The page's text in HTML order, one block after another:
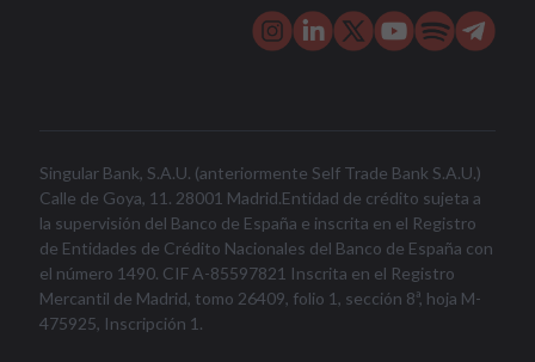
Singular Bank, S.A.U. (anteriormente Self Trade Bank S.A.U.)
Calle de Goya, 11. 28001 Madrid.Entidad de crédito sujeta a
la supervisión del Banco de España e inscrita en el Registro
de Entidades de Crédito Nacionales del Banco de España con
el número 1490. CIF A-85597821 Inscrita en el Registro
Mercantil de Madrid, tomo 26409, folio 1, sección 8ª, hoja M-
475925, Inscripción 1.